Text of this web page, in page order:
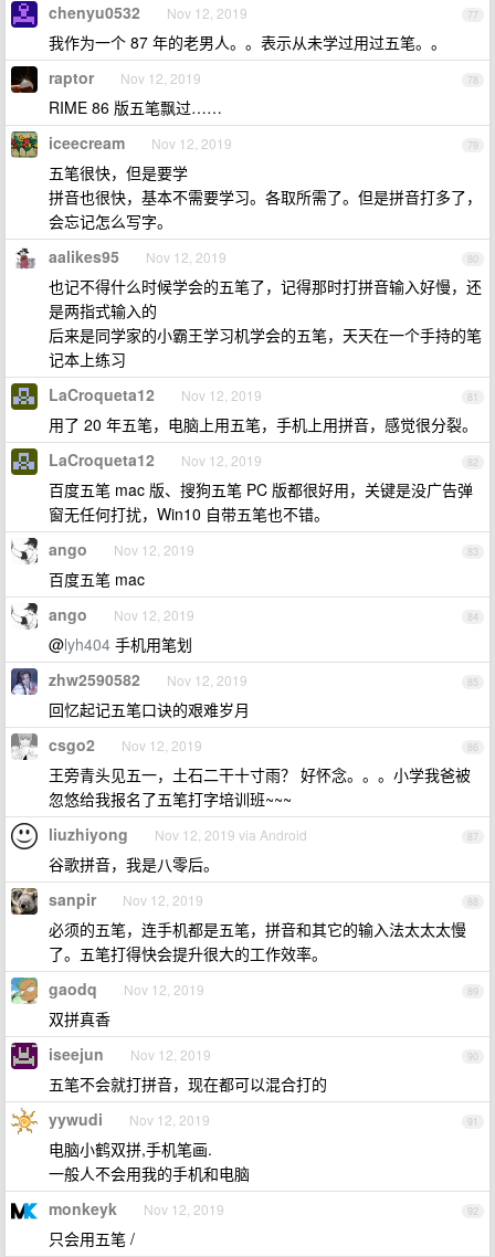
77
chenyu0532 Nov 12, 2019
我作为一个 87 年的老男人。。表示从未学过用过五笔。。
78
raptor Nov 12, 2019
RIME 86 版五笔飘过……
79
iceecream Nov 12, 2019
五笔很快，但是要学
拼音也很快，基本不需要学习。各取所需了。但是拼音打多了，
会忘记怎么写字。
80
aalikes95 Nov 12, 2019
也记不得什么时候学会的五笔了，记得那时打拼音输入好慢，还
是两指式输入的
后来是同学家的小霸王学习机学会的五笔，天天在一个手持的笔
记本上练习
81
LaCroqueta12 Nov 12, 2019
用了 20 年五笔，电脑上用五笔，手机上用拼音，感觉很分裂。
82
LaCroqueta12 Nov 12, 2019
百度五笔 mac 版、搜狗五笔 PC 版都很好用，关键是没广告弹
窗无任何打扰，Win10 自带五笔也不错。
83
ango Nov 12, 2019
百度五笔 mac
84
ango Nov 12, 2019
@lyh404 手机用笔划
85
zhw2590582 Nov 12, 2019
回忆起记五笔口诀的艰难岁月
86
csgo2 Nov 12, 2019
王旁青头见五一，土石二干十寸雨？ 好怀念。。。小学我爸被
忽悠给我报名了五笔打字培训班~~~
87
liuzhiyong Nov 12, 2019 via Android
谷歌拼音，我是八零后。
88
sanpir Nov 12, 2019
必须的五笔，连手机都是五笔，拼音和其它的输入法太太太慢
了。五笔打得快会提升很大的工作效率。
89
gaodq Nov 12, 2019
双拼真香
90
iseejun Nov 12, 2019
五笔不会就打拼音，现在都可以混合打的
91
yywudi Nov 12, 2019
电脑小鹤双拼,手机笔画.
一般人不会用我的手机和电脑
92
monkeyk Nov 12, 2019
只会用五笔 /